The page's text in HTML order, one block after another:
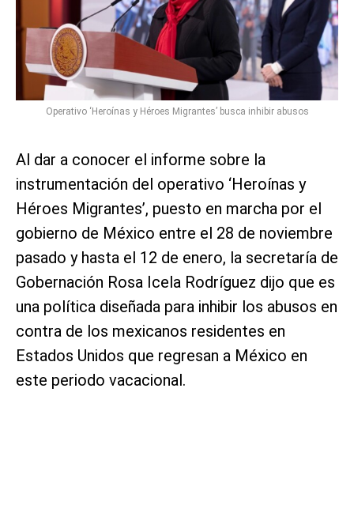
Operativo ‘Heroínas y Héroes Migrantes’ busca inhibir abusos
Al dar a conocer el informe sobre la
instrumentación del operativo ‘Heroínas y
Héroes Migrantes’, puesto en marcha por el
gobierno de México entre el 28 de noviembre
pasado y hasta el 12 de enero, la secretaría de
Gobernación Rosa Icela Rodríguez dijo que es
una política diseñada para inhibir los abusos en
contra de los mexicanos residentes en
Estados Unidos que regresan a México en
este periodo vacacional.